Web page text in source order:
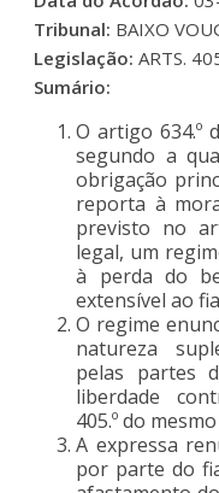
Tribunal: BAIXO
Legislação:ARTS.
Sumário:
O artigo 634.º
segundo a
obrigação
reporta à
previsto no
legal, um
à perda do
extensível ao
O regime
natureza
pelas partes
liberdade
405.º do
A expressa
por parte do